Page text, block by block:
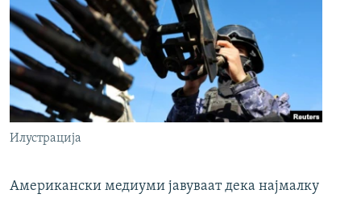
Илустрација
Американски медиуми јавуваат дека најмалку